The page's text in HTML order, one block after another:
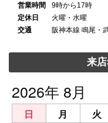
営業時間
9時から17時
定休日
火曜・水曜
交通
阪神本線 鳴尾・
来
2026年 8月
日 月 火